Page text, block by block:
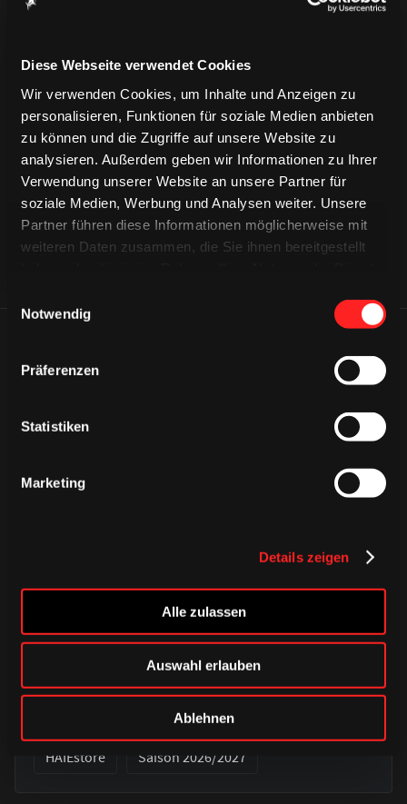
Diese Webseite verwendet Cookies
Wir verwenden Cookies, um Inhalte und Anzeigen zu
personalisieren, Funktionen für soziale Medien anbieten
zu können und die Zugriffe auf unsere Website zu
analysieren. Außerdem geben wir Informationen zu Ihrer
Verwendung unserer Website an unsere Partner für
soziale Medien, Werbung und Analysen weiter. Unsere
Partner führen diese Informationen möglicherweise mit
weiteren Daten zusammen, die Sie ihnen bereitgestellt
Notwendig
Präferenzen
Statistiken
Marketing
Details zeigen
Alle zulassen
Auswahl erlauben
Ablehnen
CAPS & CO
CAPS & CO
CAPS & CO
DONNERSTAG, 06. AUGUST 2026
Verbunden auf jedem Weg – unser
Auswärtstrikot 2026/2027
HAIEstore Saison 2026/2027